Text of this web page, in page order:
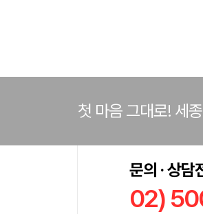
첫 마음 그대로! 세
문의 · 상담
02)